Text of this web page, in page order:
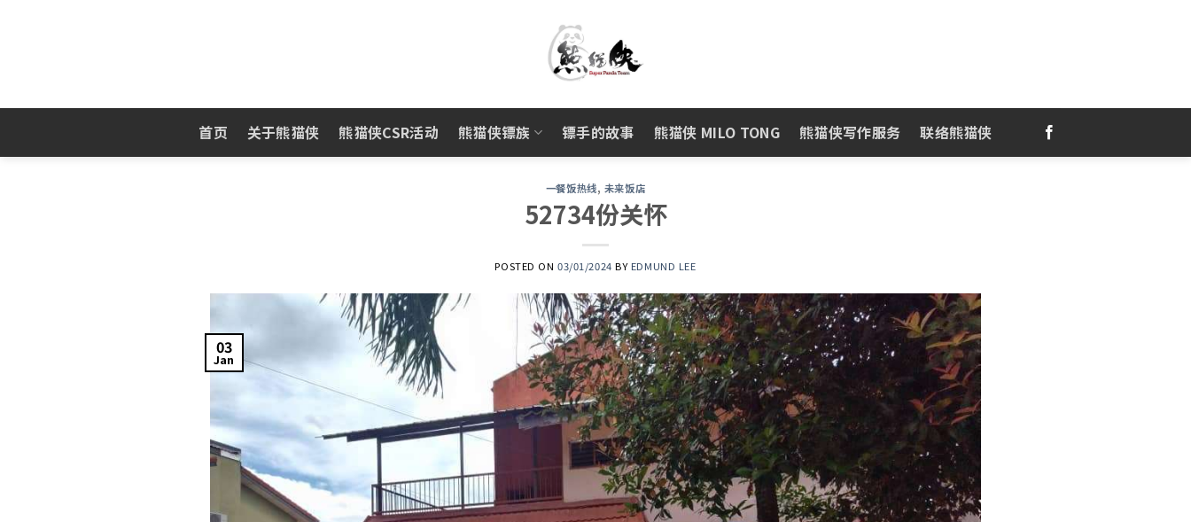
首页 关于熊猫侠 熊猫侠CSR活动 熊猫侠镖族 镖手的故事 熊猫侠 MILO TONG 熊猫侠写作服务 联络熊猫侠
一餐饭热线, 未来饭店
52734份关怀
POSTED ON03/01/2024 BY EDMUND LEE
03
Jan